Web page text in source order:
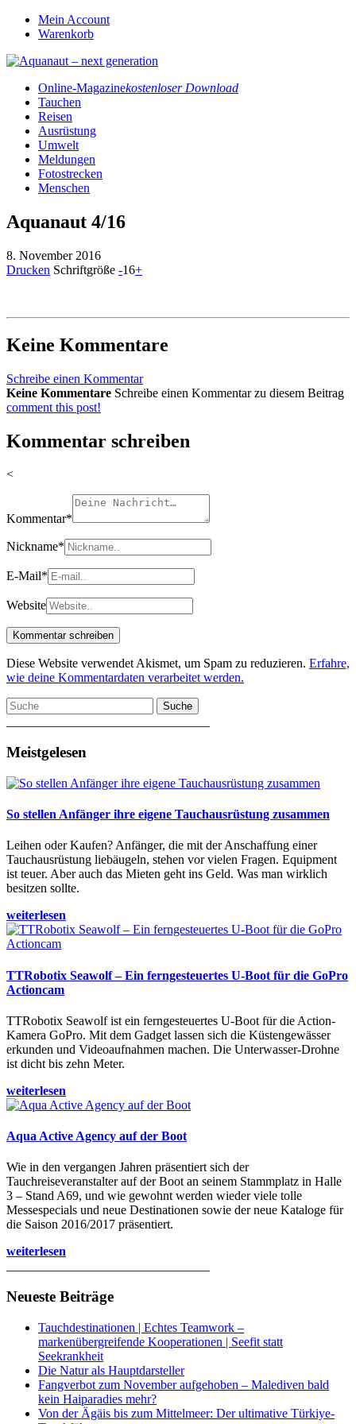
Mein Account
Warenkorb
Online-Magazinekostenloser Download
Tauchen
Reisen
Ausrüstung
Umwelt
Meldungen
Fotostrecken
Menschen
Aquanaut 4/16
8. November 2016
Drucken Schriftgröße -16+
Keine Kommentare
Schreibe einen Kommentar
Keine Kommentare Schreibe einen Kommentar zu diesem Beitrag
comment this post!
Kommentar schreiben
<
Kommentar*
Nickname*
E-Mail*
Website
Diese Website verwendet Akismet, um Spam zu reduzieren. Erfahre,
wie deine Kommentardaten verarbeitet werden.
Suche
Meistgelesen
So stellen Anfänger ihre eigene Tauchausrüstung zusammen
Leihen oder Kaufen? Anfänger, die mit der Anschaffung einer
Tauchausrüstung liebäugeln, stehen vor vielen Fragen. Equipment
ist teuer. Aber auch das Mieten geht ins Geld. Was man wirklich
besitzen sollte.
weiterlesen
TTRobotix Seawolf – Ein ferngesteuertes U-Boot für die GoPro
Actioncam
TTRobotix Seawolf ist ein ferngesteuertes U-Boot für die Action-
Kamera GoPro. Mit dem Gadget lassen sich die Küstengewässer
erkunden und Videoaufnahmen machen. Die Unterwasser-Drohne
ist dicht bis zehn Meter.
weiterlesen
Aqua Active Agency auf der Boot
Wie in den vergangen Jahren präsentiert sich der
Tauchreiseveranstalter auf der Boot an seinem Stammplatz in Halle
3 – Stand A69, und wie gewohnt werden wieder viele tolle
Messespecials und neue Destinationen sowie der neue Kataloge für
die Saison 2016/2017 präsentiert.
weiterlesen
Neueste Beiträge
Tauchdestinationen | Echtes Teamwork –
markenübergreifende Kooperationen | Seefit statt
Seekrankheit
Die Natur als Hauptdarsteller
Fangverbot zum November aufgehoben – Malediven bald
kein Haiparadies mehr?
Von der Ägäis bis zum Mittelmeer: Der ultimative Türkiye-